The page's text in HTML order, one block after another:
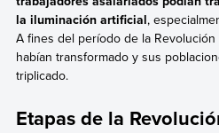
la iluminación artificial,
A fines del período de la
habían transformado y sus
triplicado.
Etapas de la